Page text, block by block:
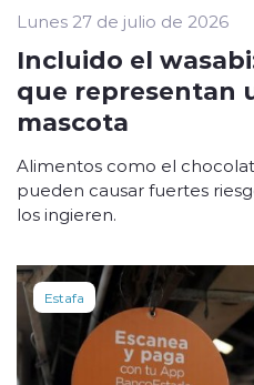
Lunes 27 de julio de 2026
Incluido el
que representan
mascota
Alimentos como el
pueden causar fuertes
los ingieren.
Estafa